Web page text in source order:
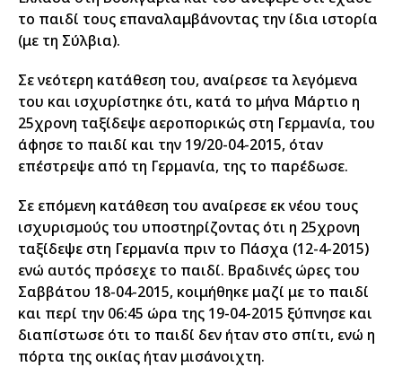
το παιδί τους επαναλαμβάνοντας την ίδια ιστορία
(με τη Σύλβια).
Σε νεότερη κατάθεση του, αναίρεσε τα λεγόμενα
του και ισχυρίστηκε ότι, κατά το μήνα Μάρτιο η
25χρονη ταξίδεψε αεροπορικώς στη Γερμανία, του
άφησε το παιδί και την 19/20-04-2015, όταν
επέστρεψε από τη Γερμανία, της το παρέδωσε.
Σε επόμενη κατάθεση του αναίρεσε εκ νέου τους
ισχυρισμούς του υποστηρίζοντας ότι η 25χρονη
ταξίδεψε στη Γερμανία πριν το Πάσχα (12-4-2015)
ενώ αυτός πρόσεχε το παιδί. Βραδινές ώρες του
Σαββάτου 18-04-2015, κοιμήθηκε μαζί με το παιδί
και περί την 06:45 ώρα της 19-04-2015 ξύπνησε και
διαπίστωσε ότι το παιδί δεν ήταν στο σπίτι, ενώ η
πόρτα της οικίας ήταν μισάνοιχτη.